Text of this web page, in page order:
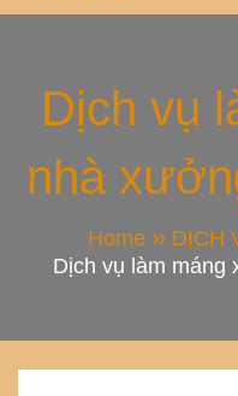
Thi
Máng
Nghiệp
Đẹp
Dịch vụ
nhà
Home
DỊCH
Dịch vụ làm máng